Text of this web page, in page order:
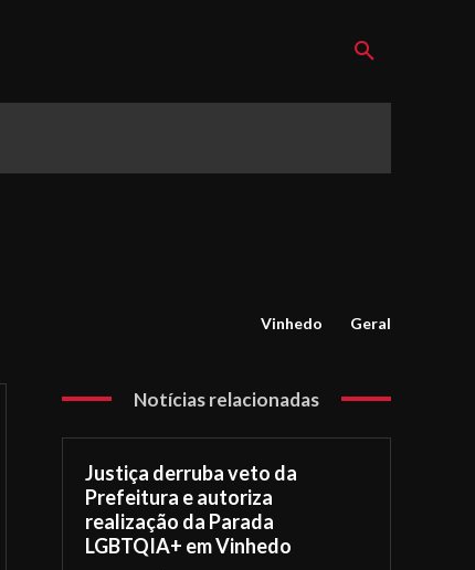
Vinhedo Geral
Notícias relacionadas
Justiça derruba veto da
Prefeitura e autoriza
realização da Parada
LGBTQIA+ em Vinhedo